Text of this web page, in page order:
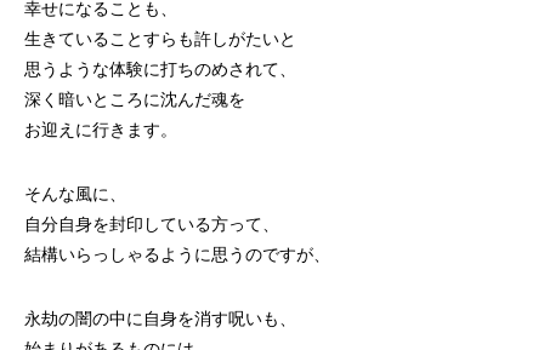
幸せになることも、
生きていることすらも許しがたいと
思うような体験に打ちのめされて、
深く暗いところに沈んだ魂を
お迎えに行きます。
そんな風に、
自分自身を封印している方って、
結構いらっしゃるように思うのですが、
永劫の闇の中に自身を消す呪いも、